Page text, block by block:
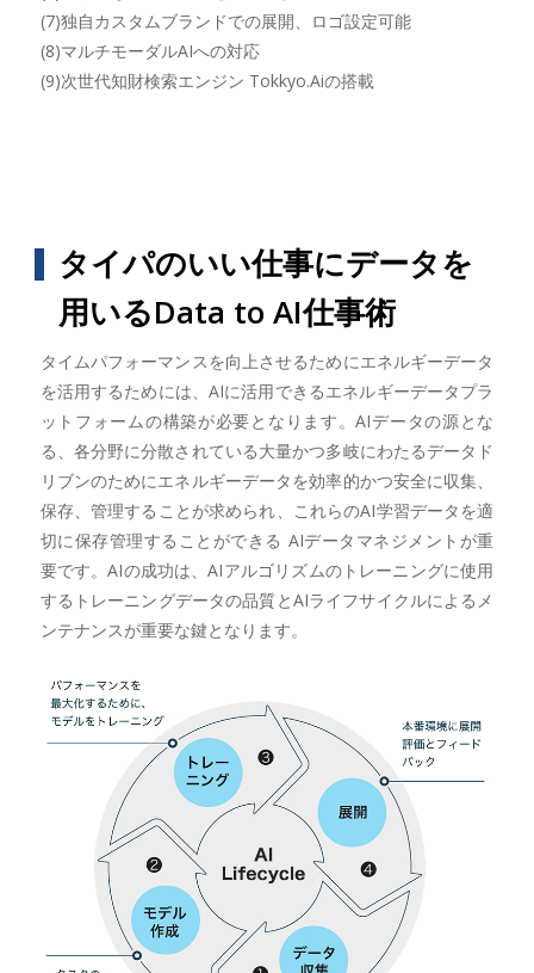
(7)独自カスタムブランドでの展開、ロゴ設定可能
(8)マルチモーダルAIへの対応
(9)次世代知財検索エンジン Tokkyo.Aiの搭載
タイパのいい仕事にデータを
用いるData to AI仕事術
タイムパフォーマンスを向上させるためにエネルギーデータ
を活用するためには、AIに活用できるエネルギーデータプラ
ットフォームの構築が必要となります。AIデータの源とな
る、各分野に分散されている大量かつ多岐にわたるデータド
リブンのためにエネルギーデータを効率的かつ安全に収集、
保存、管理することが求められ、これらのAI学習データを適
切に保存管理することができる AIデータマネジメントが重
要です。AIの成功は、AIアルゴリズムのトレーニングに使用
するトレーニングデータの品質とAIライフサイクルによるメ
ンテナンスが重要な鍵となります。